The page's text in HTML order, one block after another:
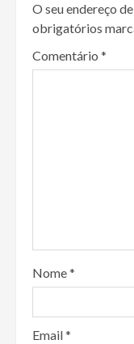
O seu endereço
obrigatórios
Comentário *
Nome*
Email*